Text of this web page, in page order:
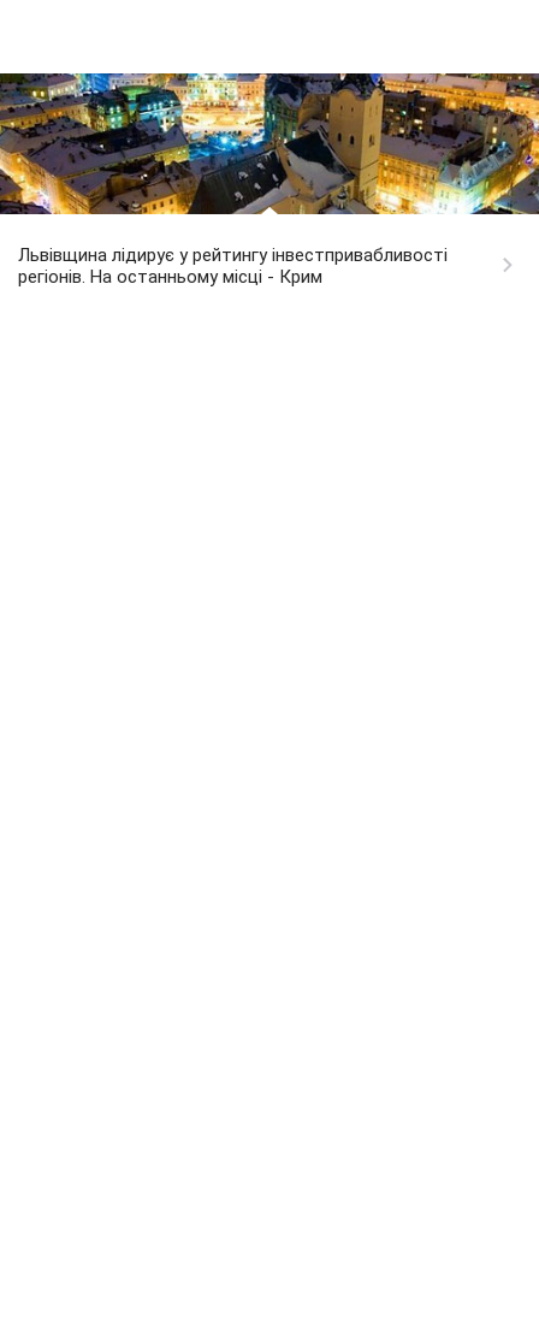
Львівщина лідирує у рейтингу інвестпривабливості
регіонів. На останньому місці - Крим